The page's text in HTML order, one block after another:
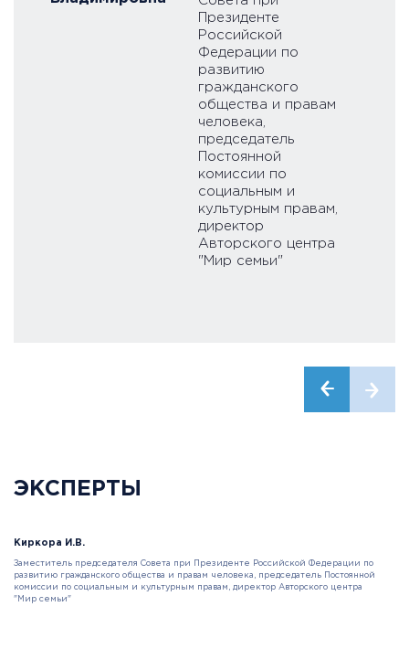
Президенте
Российской
Федерации по
развитию
гражданского
общества и правам
человека,
председатель
Постоянной
комиссии по
социальным и
культурным правам,
директор
Авторского центра
"Мир семьи"
ЭКСПЕРТЫ
Киркора И.В.
Заместитель председателя Совета при Президенте Российской Федерации по
развитию гражданского общества и правам человека, председатель Постоянной
комиссии по социальным и культурным правам, директор Авторского центра
"Мир семьи"